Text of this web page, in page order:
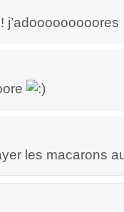
j’adooooooooores
les macarons